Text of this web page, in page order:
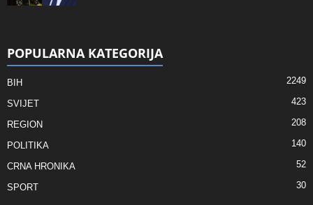
POPULARNA KATEGORIJA
BIH 2249
SVIJET 423
REGION 208
POLITIKA 140
CRNA HRONIKA 52
SPORT 30